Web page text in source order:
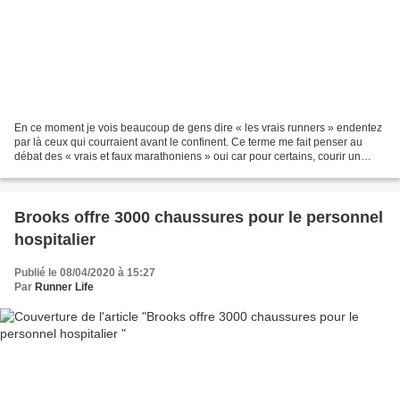
En ce moment je vois beaucoup de gens dire « les vrais runners » endentez
par là ceux qui courraient avant le confinent. Ce terme me fait penser au
débat des « vrais et faux marathoniens » oui car pour certains, courir un
Brooks offre 3000 chaussures pour le personnel
hospitalier
Publié le 08/04/2020 à 15:27
Par Runner Life